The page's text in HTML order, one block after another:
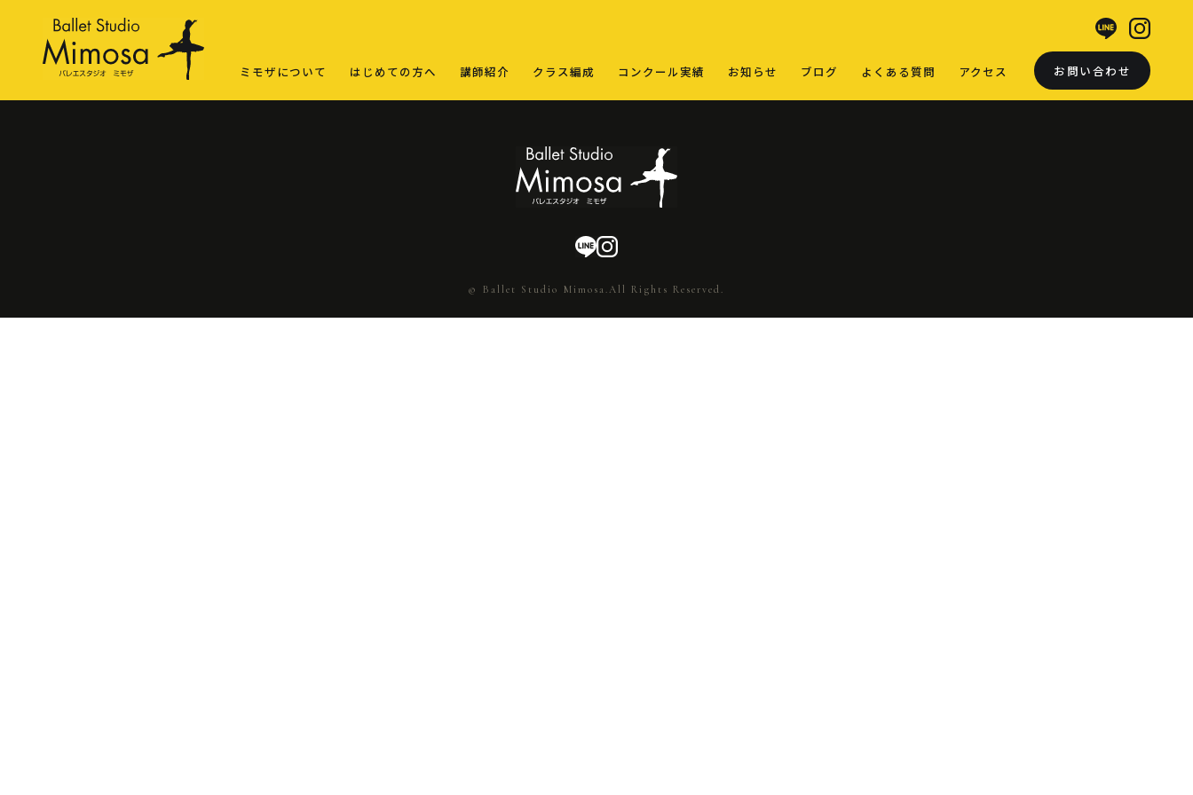
ミモザについて はじめての方へ 講師紹介 クラス編成 コンクール実績 お知らせ ブログ よくある質問 アクセス お問い合わせ
© Ballet Studio Mimosa.All Rights Reserved.